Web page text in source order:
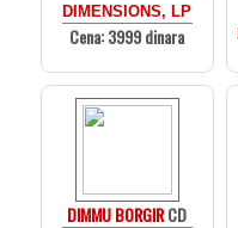
DIMENSIONS, LP
Cena: 3999 dinara
DIMMU BORGIRCD